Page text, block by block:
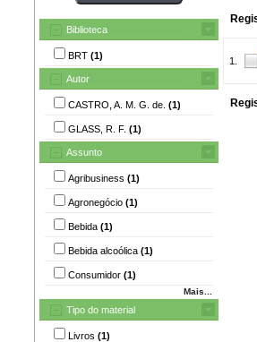
Biblioteca
BRT (1)
Autor
CASTRO, A. M. G. de. (1)
GLASS, R. F. (1)
Assunto
Agribusiness (1)
Agronegócio (1)
Bebida (1)
Bebida alcoólica (1)
Consumidor (1)
Mais...
Tipo do material
Livros (1)
1.